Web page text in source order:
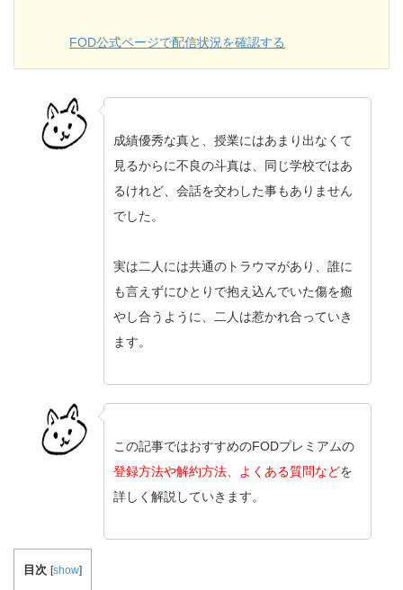
FOD公式ページで配信状況を確認する
成績優秀な真と、授業にはあまり出なくて
見るからに不良の斗真は、同じ学校ではあ
るけれど、会話を交わした事もありません
でした。
実は二人には共通のトラウマがあり、誰に
も言えずにひとりで抱え込んでいた傷を癒
やし合うように、二人は惹かれ合っていき
ます。
この記事ではおすすめのFODプレミアムの
登録方法や解約方法、よくある質問などを
詳しく解説していきます。
目次 [show]